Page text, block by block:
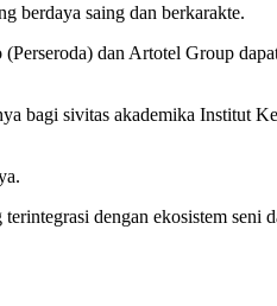
berdaya saing dan berkarakte.
dan Artotel Group
bagi sivitas akademika Institut
dengan ekosistem seni